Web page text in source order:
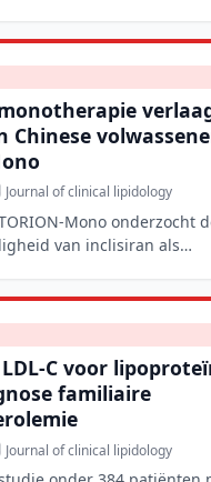
Chinese
Journal of clinical lipidology
Mono onderzocht
van inclisiran als
C voor
familiaire
Journal of clinical lipidology